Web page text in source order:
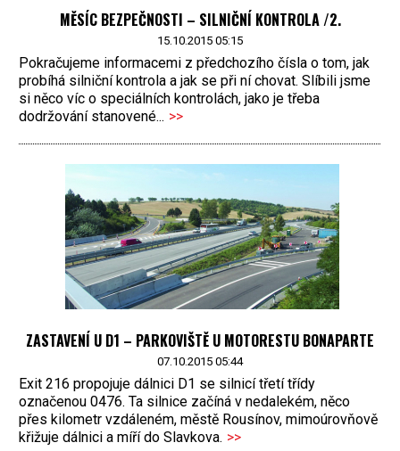
MĚSÍC BEZPEČNOSTI – SILNIČNÍ KONTROLA /2.
15.10.2015 05:15
Pokračujeme informacemi z předchozího čísla o tom, jak
probíhá silniční kontrola a jak se při ní chovat. Slíbili jsme
si něco víc o speciálních kontrolách, jako je třeba
dodržování stanovené... >>
ZASTAVENÍ U D1 – PARKOVIŠTĚ U MOTORESTU BONAPARTE
07.10.2015 05:44
Exit 216 propojuje dálnici D1 se silnicí třetí třídy
označenou 0476. Ta silnice začíná v nedalekém, něco
přes kilometr vzdáleném, městě Rousínov, mimoúrovňově
křižuje dálnici a míří do Slavkova. >>